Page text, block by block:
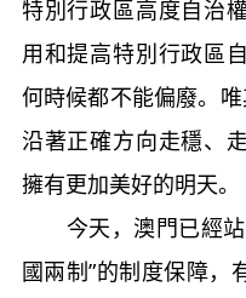
特別行政區高度自治
用和提高特別行政區
何時候都不能偏廢。
沿著正確方向走穩、
擁有更加美好的明天。
今天，澳門已經站
國兩制”的制度保障，